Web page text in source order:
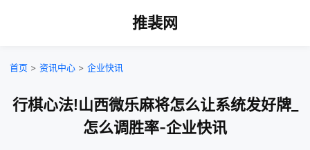
推裴网
首页 > 资讯中心 > 企业快讯
行棋心法!山西微乐麻将怎么让系统发好牌_
怎么调胜率-企业快讯